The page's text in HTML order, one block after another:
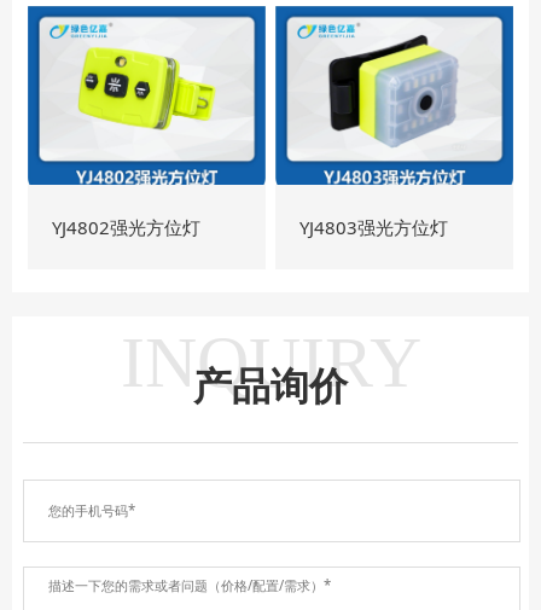
YJ4802强光方位灯 YJ4803强光方位灯
INQUIRY
产品询价